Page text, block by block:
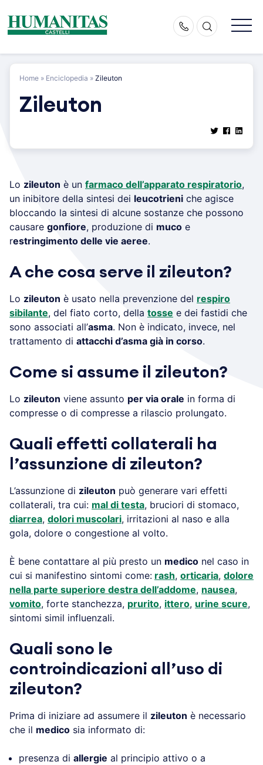
content
Home » Enciclopedia » Zileuton
Zileuton
Lo zileuton è un farmaco dell’apparato respiratorio,
un inibitore della sintesi dei leucotrieni che agisce
bloccando la sintesi di alcune sostanze che possono
causare gonfiore, produzione di muco e
restringimento delle vie aeree.
A che cosa serve il zileuton?
Lo zileuton è usato nella prevenzione del respiro
sibilante, del fiato corto, della tosse e dei fastidi che
sono associati all’asma. Non è indicato, invece, nel
trattamento di attacchi d’asma già in corso.
Come si assume il zileuton?
Lo zileuton viene assunto per via orale in forma di
compresse o di compresse a rilascio prolungato.
Quali effetti collaterali ha
l’assunzione di zileuton?
L’assunzione di zileuton può generare vari effetti
collaterali, tra cui: mal di testa, bruciori di stomaco,
diarrea, dolori muscolari, irritazioni al naso e alla
gola, dolore o congestione al volto.
È bene contattare al più presto un medico nel caso in
cui si manifestino sintomi come: rash, orticaria, dolore
nella parte superiore destra dell’addome, nausea,
vomito, forte stanchezza, prurito, ittero, urine scure,
sintomi simil influenzali.
Quali sono le
controindicazioni all’uso di
zileuton?
Prima di iniziare ad assumere il zileuton è necessario
che il medico sia informato di:
presenza di allergie al principio attivo o a